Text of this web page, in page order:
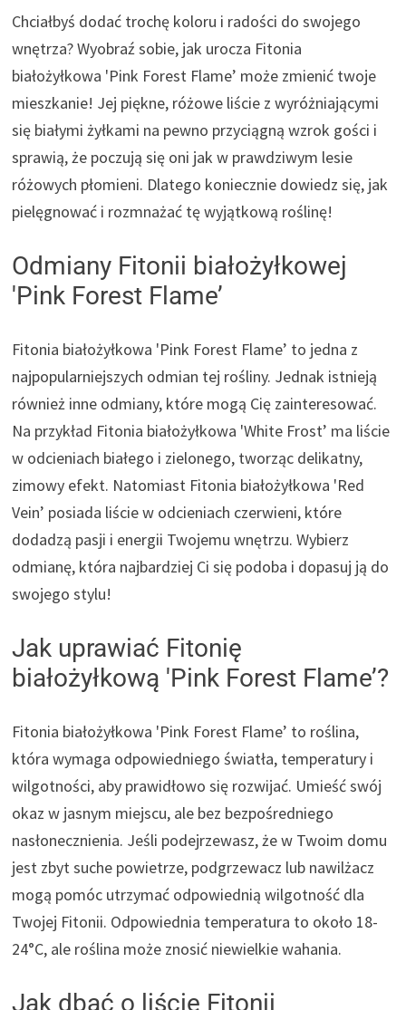
Chciałbyś dodać trochę koloru i radości do swojego
wnętrza? Wyobraź sobie, jak urocza Fitonia
białożyłkowa 'Pink Forest Flame’ może zmienić twoje
mieszkanie! Jej piękne, różowe liście z wyróżniającymi
się białymi żyłkami na pewno przyciągną wzrok gości i
sprawią, że poczują się oni jak w prawdziwym lesie
różowych płomieni. Dlatego koniecznie dowiedz się, jak
pielęgnować i rozmnażać tę wyjątkową roślinę!
Odmiany Fitonii białożyłkowej
'Pink Forest Flame’
Fitonia białożyłkowa 'Pink Forest Flame’ to jedna z
najpopularniejszych odmian tej rośliny. Jednak istnieją
również inne odmiany, które mogą Cię zainteresować.
Na przykład Fitonia białożyłkowa 'White Frost’ ma liście
w odcieniach białego i zielonego, tworząc delikatny,
zimowy efekt. Natomiast Fitonia białożyłkowa 'Red
Vein’ posiada liście w odcieniach czerwieni, które
dodadzą pasji i energii Twojemu wnętrzu. Wybierz
odmianę, która najbardziej Ci się podoba i dopasuj ją do
swojego stylu!
Jak uprawiać Fitonię
białożyłkową 'Pink Forest Flame’?
Fitonia białożyłkowa 'Pink Forest Flame’ to roślina,
która wymaga odpowiedniego światła, temperatury i
wilgotności, aby prawidłowo się rozwijać. Umieść swój
okaz w jasnym miejscu, ale bez bezpośredniego
nasłonecznienia. Jeśli podejrzewasz, że w Twoim domu
jest zbyt suche powietrze, podgrzewacz lub nawilżacz
mogą pomóc utrzymać odpowiednią wilgotność dla
Twojej Fitonii. Odpowiednia temperatura to około 18-
24°C, ale roślina może znosić niewielkie wahania.
Jak dbać o liście Fitonii